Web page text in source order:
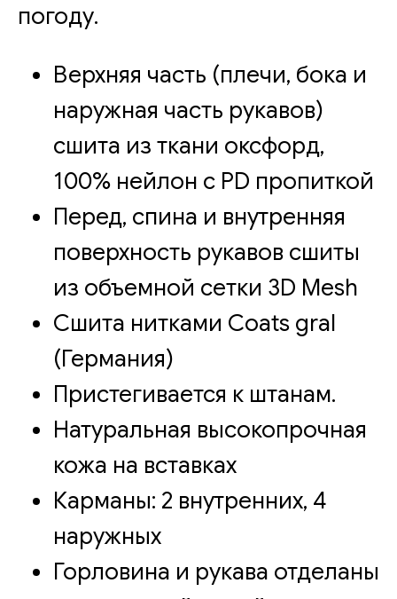
погоду.
Верхняя часть (плечи, бока и
наружная часть рукавов)
сшита из ткани оксфорд,
100% нейлон с PD пропиткой
Перед, спина и внутренняя
поверхность рукавов сшиты
из объемной сетки 3D Mesh
Сшита нитками Coats gral
(Германия)
Пристегивается к штанам.
Натуральная высокопрочная
кожа на вставках
Карманы: 2 внутренних, 4
наружных
Горловина и рукава отделаны